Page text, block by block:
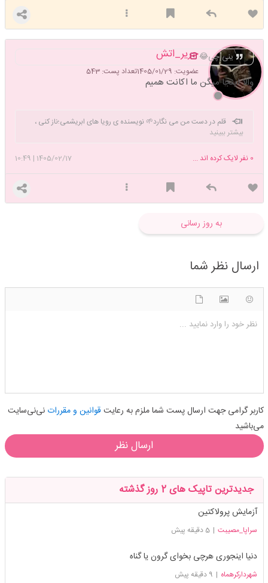
حریر_اتش
عضویت: 1405/01/29 تعداد پست: 543
ینی چی😂
والا اینجا میگن ما اکانت همیم
قلم در دست من می نگارد🌱 نویسنده ی رویا های ابریشمی؛ناز کنی ،
نظر کنی ، قهر کنی ، ستم کنی گر که جفا ، گر که وفا ، از تو حذر نمیکنم ⛅️ قسم
در مقابل من میایستد تماشایش کنم.☁️🪽
بیشتر ببینید
1405/02/17
|
10:49 0 نفر لایک کرده اند ...
به روز رسانی
ارسال نظر شما
نظر خود را وارد نمایید ...
کاربر گرامی جهت ارسال پست شما ملزم به رعایت قوانین و مقرراتنی‌نی‌سایت
می‌باشید
ارسال نظر
جدیدترین تاپیک های 2 روز گذشته
آزمایش پرولاکتین
سراپا_مصیبت | 5 دقیقه پیش
دنیا اینجوری هرچی بخوای گرون یا گناه
شهردارکرهماه | 9 دقیقه پیش